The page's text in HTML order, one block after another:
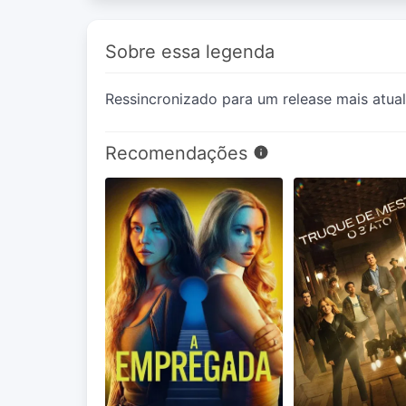
Sobre essa legenda
Ressincronizado para um release mais
Recomendações